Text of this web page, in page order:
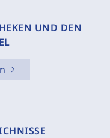
UND DEN